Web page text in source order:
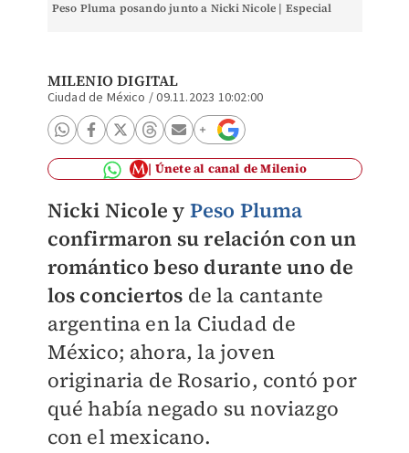
Peso Pluma posando junto a Nicki Nicole | Especial
MILENIO DIGITAL
Ciudad de México /09.11.2023 10:02:00
Únete al canal de Milenio
Nicki Nicole y Peso Pluma
confirmaron su relación con un
romántico beso durante uno de
los conciertos de la cantante
argentina en la Ciudad de
México; ahora, la joven
originaria de Rosario, contó por
qué había negado su noviazgo
con el mexicano.